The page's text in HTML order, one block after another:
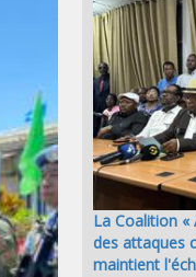
La Coalition «
des attaques
maintient